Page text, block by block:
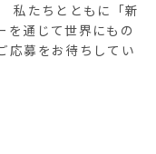
私たちとともに「新
を通じて世界にもの
応募をお待ちしてい